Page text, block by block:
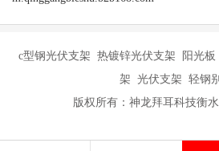
c型钢光伏支架 热镀锌光伏支架 阳光
架 光伏支架 轻钢
版权所有：神龙拜耳科技衡